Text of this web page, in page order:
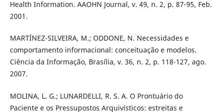
Health Information. AAOHN Journal, v. 49, n. 2, p. 87-95, Feb.
2001.
MARTÍNEZ-SILVEIRA, M.; ODDONE, N. Necessidades e
comportamento informacional: conceituação e modelos.
Ciência da Informação, Brasília, v. 36, n. 2, p. 118-127, ago.
2007.
MOLINA, L. G.; LUNARDELLI, R. S. A. O Prontuário do
Paciente e os Pressupostos Arquivísticos: estreitas e